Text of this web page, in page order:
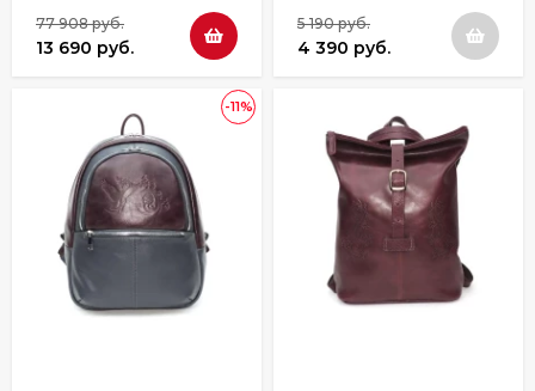
77 908 руб.
13 690 руб.
5 190 руб.
4 390 руб.
-11%